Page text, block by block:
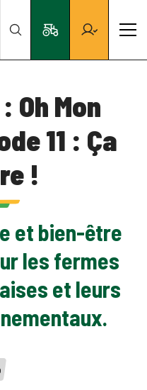
Oh Mon
11 : Ça
!
et bien-être
les fermes
et leurs